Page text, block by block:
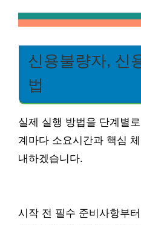
신용불량자, 신
법
실제 실행 방법을 단계별
계마다 소요시간과 핵심
내하겠습니다.
시작 전 필수 준비사항부